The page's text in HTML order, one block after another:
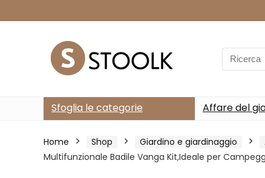
Search
for:
Sfoglia le categorie Affare del
Home Shop Giardino e giardinaggio
Multifunzionale Badile Vanga Kit,Ideale per